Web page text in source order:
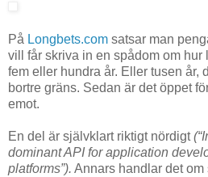
På Longbets.com satsar man
vill får skriva in en spådom om hur
fem eller hundra år. Eller tusen år,
bortre gräns. Sedan är det öppet
emot.
En del är självklart riktigt nördigt
dominant API for application
platforms”). Annars handlar det